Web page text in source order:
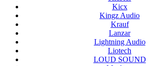
Kicx
Kingz Audio
Krauf
Lanzar
Lightning Audio
Liotech
LOUD SOUND